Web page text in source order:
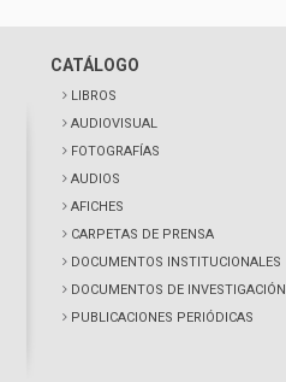
CATÁLOGO
LIBROS
AUDIOVISUAL
FOTOGRAFÍAS
AUDIOS
AFICHES
CARPETAS DE PRENSA
DOCUMENTOS INSTITUCIONALES
DOCUMENTOS DE INVESTIGACIÓN
PUBLICACIONES PERIÓDICAS